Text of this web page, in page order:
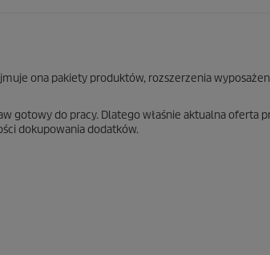
ona pakiety produktów, rozszerzenia
gotowy do pracy. Dlatego właśnie aktualna oferta
dokupowania dodatków.